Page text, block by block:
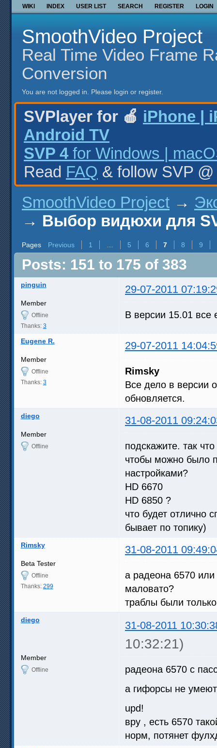
WIKI INDEX USER LIST SEARCH REGISTER LOGIN
SmoothVideo Project
Real Time Video Frame
Conversion
You are not logged in. Please login or register.
SVPlayer for 🍎 iPhone |
Android TV
SVP 4 for Windows |
Read FAQ & follow SVP
SmoothVideo Project →
→ Выбор видюхи для
Pages Previous 1 5 6 7 8 9
Posts: 151 to 175 of 383
pinguin 29-07-2011
Member
Offline
Thanks: 3
В версии 15.01 все
Eugene R. 29-07-2011
Member
Offline
Thanks: 3
Rimsky
Все дело в версии
обновляется.
diego 31-08-2011
Member
Offline
подскажите. так
чтобы можно было
настройками?
HD 6670
HD 6850 ?
что будет отлично
бывает по топику)
Rimsky 31-08-2011
Beta Tester
Offline
Thanks: 299
а радеона 6570 или
маловато?
траблы были
diego 31-08-2011
10:32:21)
Member
Offline
радеона 6570 с
а гифорсы не
upd!
вру , есть 6570
норм, потянет